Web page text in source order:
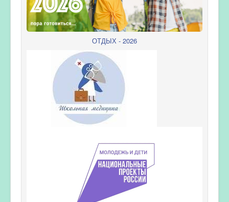
ОТДЫХ - 2026